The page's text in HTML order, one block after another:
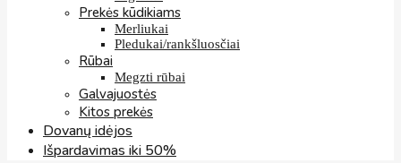
Prekės kūdikiams
Merliukai
Pledukai/rankšluosčiai
Rūbai
Megzti rūbai
Galvajuostės
Kitos prekės
Dovanų idėjos
Išpardavimas iki 50%